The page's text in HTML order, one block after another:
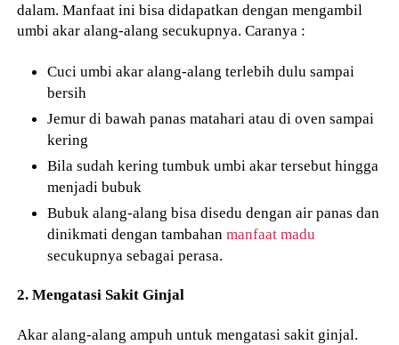
dalam. Manfaat ini bisa didapatkan dengan mengambil
umbi akar alang-alang secukupnya. Caranya :
Cuci umbi akar alang-alang terlebih dulu sampai
bersih
Jemur di bawah panas matahari atau di oven sampai
kering
Bila sudah kering tumbuk umbi akar tersebut hingga
menjadi bubuk
Bubuk alang-alang bisa disedu dengan air panas dan
dinikmati dengan tambahanmanfaat madu
secukupnya sebagai perasa.
2. Mengatasi Sakit Ginjal
Akar alang-alang ampuh untuk mengatasi sakit ginjal.